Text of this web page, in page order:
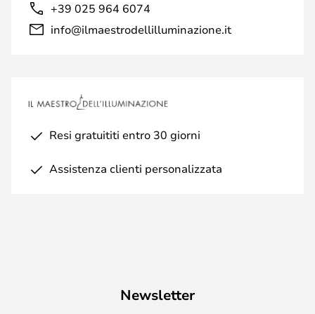
+39 025 964 6074
info@ilmaestrodellilluminazione.it
Resi gratuititi entro 30 giorni
Assistenza clienti personalizzata
Newsletter